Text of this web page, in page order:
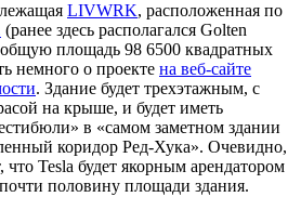
LIVWRK, расположенная по
(ранее здесь располагался Golten
площадь 98 6500 квадратных
немного о проекте на веб-сайте
. Здание будет трехэтажным, с
на крыше, и будет иметь
в «самом заметном здании
коридор Ред-Хука». Очевидно,
Tesla будет якорным арендатором
половину площади здания.